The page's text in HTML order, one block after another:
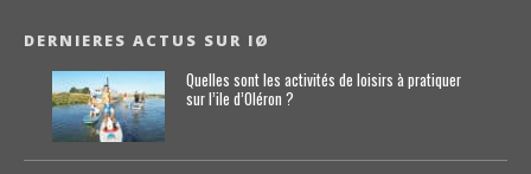
DERNIERES ACTUS SUR IØ
Quelles sont les activités de loisirs à pratiquer
sur l’ile d’Oléron ?